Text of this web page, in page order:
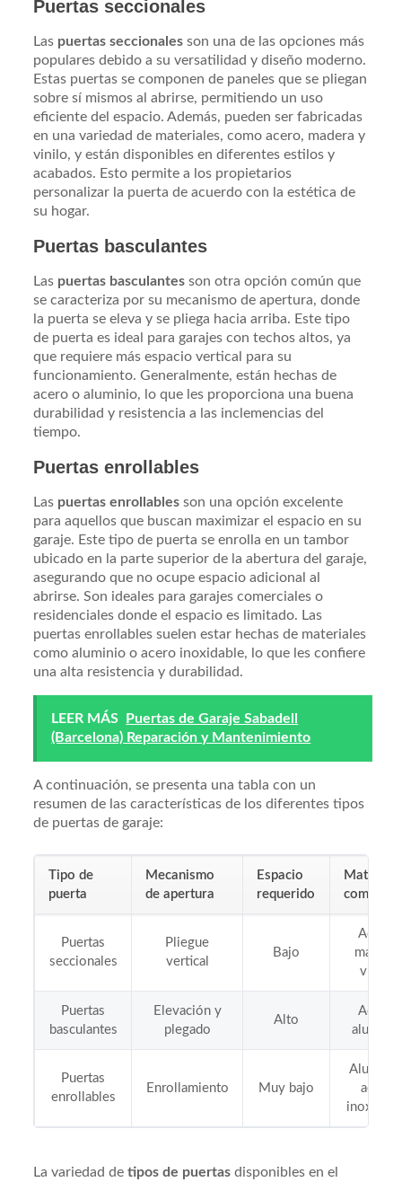
Puertas seccionales
Las puertas seccionales son una de las opciones más
populares debido a su versatilidad y diseño moderno.
Estas puertas se componen de paneles que se pliegan
sobre sí mismos al abrirse, permitiendo un uso
eficiente del espacio. Además, pueden ser fabricadas
en una variedad de materiales, como acero, madera y
vinilo, y están disponibles en diferentes estilos y
acabados. Esto permite a los propietarios
personalizar la puerta de acuerdo con la estética de
su hogar.
Puertas basculantes
Las puertas basculantes son otra opción común que
se caracteriza por su mecanismo de apertura, donde
la puerta se eleva y se pliega hacia arriba. Este tipo
de puerta es ideal para garajes con techos altos, ya
que requiere más espacio vertical para su
funcionamiento. Generalmente, están hechas de
acero o aluminio, lo que les proporciona una buena
durabilidad y resistencia a las inclemencias del
tiempo.
Puertas enrollables
Las puertas enrollables son una opción excelente
para aquellos que buscan maximizar el espacio en su
garaje. Este tipo de puerta se enrolla en un tambor
ubicado en la parte superior de la abertura del garaje,
asegurando que no ocupe espacio adicional al
abrirse. Son ideales para garajes comerciales o
residenciales donde el espacio es limitado. Las
puertas enrollables suelen estar hechas de materiales
como aluminio o acero inoxidable, lo que les confiere
una alta resistencia y durabilidad.
LEER MÁS Puertas de Garaje Sabadell
(Barcelona) Reparación y Mantenimiento
A continuación, se presenta una tabla con un
resumen de las características de los diferentes tipos
de puertas de garaje:
Tipo de
puerta
Mecanismo
de apertura
Espacio
requerido
comunes
Puertas
seccionales
Pliegue
vertical
Bajo
Acero,
madera,
vinilo
Puertas
basculantes
Elevación y
plegado
Alto
Acero,
aluminio
Puertas
enrollables
Enrollamiento Muy bajo
acero
La variedad detipos de puertas disponibles en el